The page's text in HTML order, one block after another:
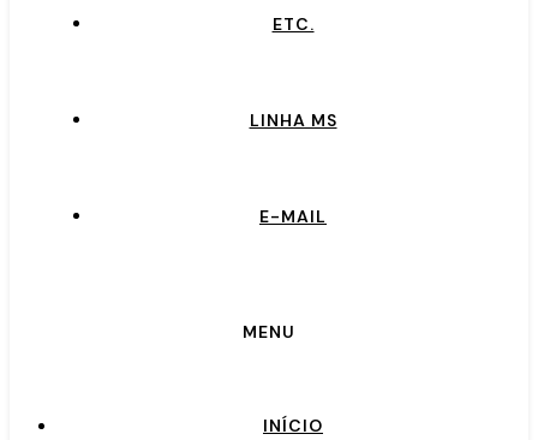
ETC.
LINHA MS
E-MAIL
MENU
INÍCIO